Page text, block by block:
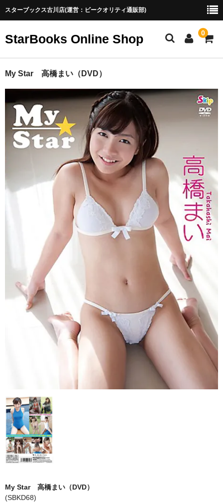
スターブックス古川店(運営：ビークオリティ通販部)
StarBooks Online Shop 0
ホーム
お勧め商品
取扱終了
お菓子系アイドル配信の魅力
お菓子系アイドル配信の魅力（2）
My Star 高橋まい（DVD）
My Star 高橋まい（DVD）
(SBKD68)